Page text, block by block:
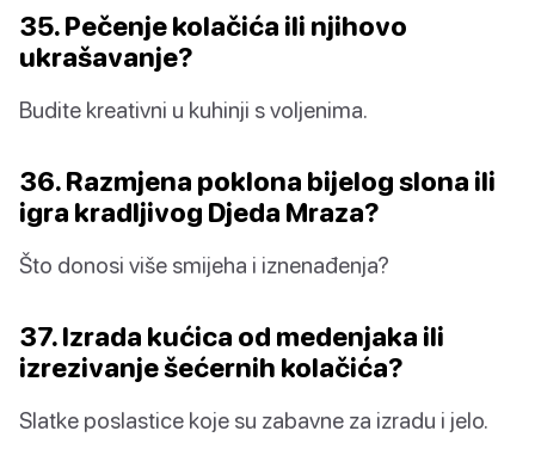
35. Pečenje kolačića ili njihovo
ukrašavanje?
Budite kreativni u kuhinji s voljenima.
36. Razmjena poklona bijelog slona ili
igra kradljivog Djeda Mraza?
Što donosi više smijeha i iznenađenja?
37. Izrada kućica od medenjaka ili
izrezivanje šećernih kolačića?
Slatke poslastice koje su zabavne za izradu i jelo.